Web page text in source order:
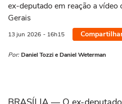
ex-deputado em reação a
Gerais
13 jun 2026 - 16h15
Por: Daniel Tozzi e Daniel Weterman